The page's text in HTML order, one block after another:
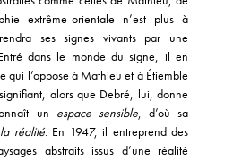
extrême-orientale n’est plus à
ses signes vivants par une
dans le monde du signe, il en
qui l’oppose à Mathieu et à Étiemble
alors que Debré, lui, donne
un espace sensible, d’où sa
réalité. En 1947, il entreprend des
abstraits issus d’une réalité